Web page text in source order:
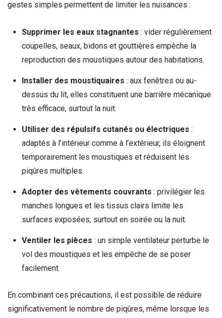
gestes simples permettent de limiter les nuisances :
Supprimer les eaux stagnantes : vider régulièrement
coupelles, seaux, bidons et gouttières empêche la
reproduction des moustiques autour des habitations.
Installer des moustiquaires : aux fenêtres ou au-
dessus du lit, elles constituent une barrière mécanique
très efficace, surtout la nuit.
Utiliser des répulsifs cutanés ou électriques :
adaptés à l’intérieur comme à l’extérieur, ils éloignent
temporairement les moustiques et réduisent les
piqûres multiples.
Adopter des vêtements couvrants : privilégier les
manches longues et les tissus clairs limite les
surfaces exposées, surtout en soirée ou la nuit.
Ventiler les pièces : un simple ventilateur perturbe le
vol des moustiques et les empêche de se poser
facilement.
En combinant ces précautions, il est possible de réduire
significativement le nombre de piqûres, même lorsque les